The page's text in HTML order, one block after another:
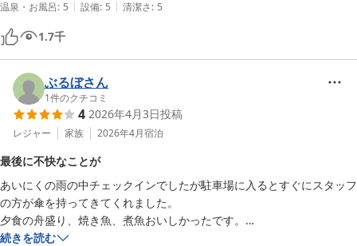
も飾られていていました。
日々の疲れを癒す温泉と食事、スタッフの方々のお気遣いに感謝です。
次はいつも通り家族でリピートしたいと思います！
温泉・お風呂: 5 | 設備: 5 | 清潔さ: 5
1.7千
ぶるぼさん
1件のクチコミ
4 2026年4月3日投稿
レジャー 家族 2026年4月宿泊
最後に不快なことが
あいにくの雨の中チェックインでしたが駐車場に入るとすぐにスタッフ
の方が傘を持ってきてくれました。
夕食の舟盛り、焼き魚、煮魚おいしかったです。
パウダールームも充実、ゆったり作られていて女性にはとてもいいと思
続きを読む